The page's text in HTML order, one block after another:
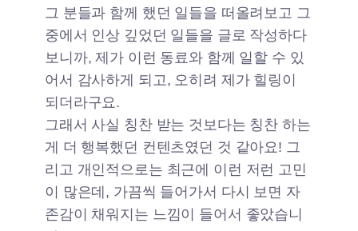
그 분들과 함께 했던 일들을 떠올려보고 그
중에서 인상 깊었던 일들을 글로 작성하다
보니까, 제가 이런 동료와 함께 일할 수 있
어서 감사하게 되고, 오히려 제가 힐링이
되더라구요.
그래서 사실 칭찬 받는 것보다는 칭찬 하는
게 더 행복했던 컨텐츠였던 것 같아요! 그
리고 개인적으로는 최근에 이런 저런 고민
이 많은데, 가끔씩 들어가서 다시 보면 자
존감이 채워지는 느낌이 들어서 좋았습니